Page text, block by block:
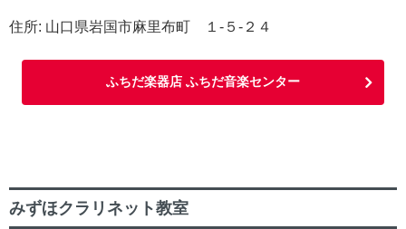
住所: 山口県岩国市麻里布町 １-５-２４
ふちだ楽器店 ふちだ音楽センター
みずほクラリネット教室